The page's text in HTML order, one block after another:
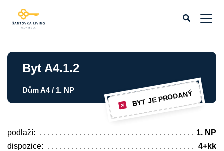
Byt A4.1.2
Dům A4 / 1. NP BYT JE PRODANÝ
podlaží:
1. NP
dispozice:
4+kk